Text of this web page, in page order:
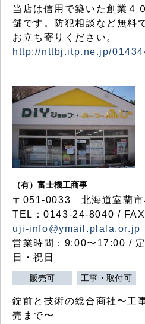
当店は信用で築いた創業４
舗です。防犯相談など無料
お立ち寄りください。
http://nttbj.itp.ne.jp/
（有）富士機工商事
〒051-0033 北海道室蘭市
TEL：0143-24-8040 /
uji-info@ymail.plala.or.jp
営業時間：9:00〜17:00 /
日・祝日
販売可 工事・取付可
錠前と技術の総合商社〜工
売まで〜